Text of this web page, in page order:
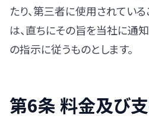
たり、第三者に使用されてい
は、直ちにその旨を当社に通
の指示に従うものとします。
第6条 料金及び